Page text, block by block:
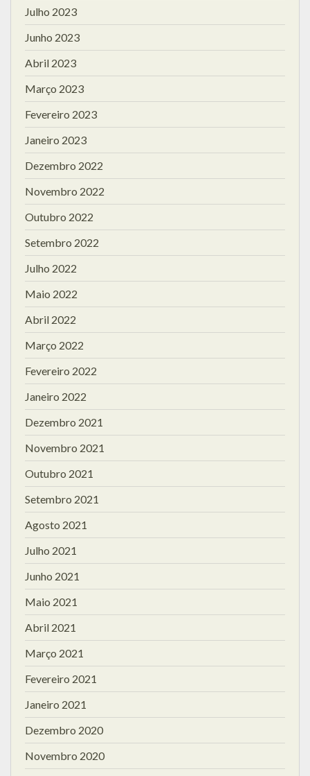
Julho 2023
Junho 2023
Abril 2023
Março 2023
Fevereiro 2023
Janeiro 2023
Dezembro 2022
Novembro 2022
Outubro 2022
Setembro 2022
Julho 2022
Maio 2022
Abril 2022
Março 2022
Fevereiro 2022
Janeiro 2022
Dezembro 2021
Novembro 2021
Outubro 2021
Setembro 2021
Agosto 2021
Julho 2021
Junho 2021
Maio 2021
Abril 2021
Março 2021
Fevereiro 2021
Janeiro 2021
Dezembro 2020
Novembro 2020